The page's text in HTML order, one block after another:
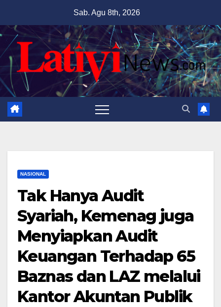
content
Sab. Agu 8th, 2026
NASIONAL
Tak Hanya Audit
Syariah, Kemenag juga
Menyiapkan Audit
Keuangan Terhadap 65
Baznas dan LAZ melalui
Kantor Akuntan Publik